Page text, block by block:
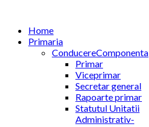
Home
Primaria
ConducereComponenta
Primar
Viceprimar
Secretar general
Rapoarte primar
Statutul Unitatii
Administrativ-